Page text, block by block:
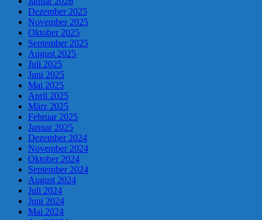
Dezember 2025
November 2025
Oktober 2025
September 2025
August 2025
Juli 2025
Juni 2025
Mai 2025
April 2025
März 2025
Februar 2025
Januar 2025
Dezember 2024
November 2024
Oktober 2024
September 2024
August 2024
Juli 2024
Juni 2024
Mai 2024